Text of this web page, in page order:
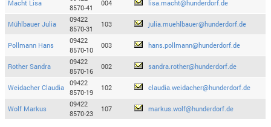
Macht Lisa
8570-41
004 lisa.macht@hunderdorf.de
Mühlbauer Julia
09422
8570-31
103 julia.muehlbauer@hunderdorf.de
Pollmann Hans
09422
8570-10
003 hans.pollmann@hunderdorf.de
Rother Sandra
09422
8570-16
002 sandra.rother@hunderdorf.de
Weidacher Claudia
09422
8570-19
102 claudia.weidacher@hunderdorf.de
Wolf Markus
09422
8570-23
107 markus.wolf@hunderdorf.de